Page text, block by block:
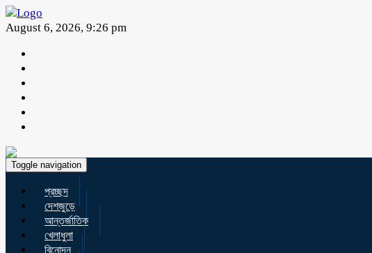
August 6, 2026, 9:26 pm
Toggle navigation
প্রচ্ছদ
দেশজুড়ে
আন্তর্জাতিক
খেলাধুলা
বিনোদন